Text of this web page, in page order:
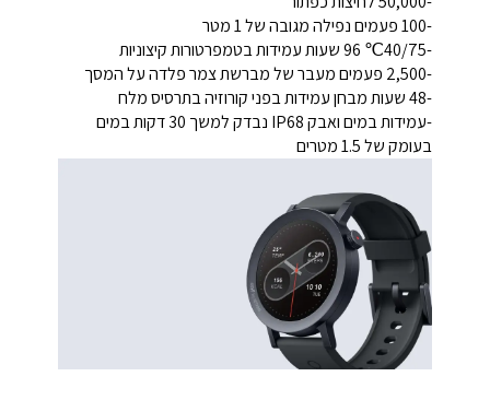
-100 פעמים נפילה מגובה של 1 מטר
-40/75℃ 96 שעות עמידות בטמפרטורות קיצוניות
-2,500 פעמים מעבר של מברשת צמר פלדה על המסך
-48 שעות מבחן עמידות בפני קורוזיה בתרסיס מלח
-עמידות במים ואבק IP68 נבדק למשך 30 דקות במים
בעומק של 1.5 מטרים